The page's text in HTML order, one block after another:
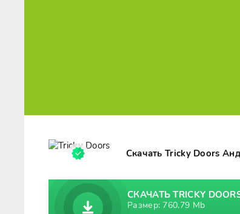
Скачать Tricky Doors
СКАЧАТЬ TRICKY
Размер: 760,79 Mb